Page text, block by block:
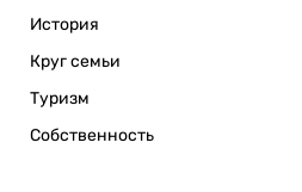
История
Круг семьи
Туризм
Собственность